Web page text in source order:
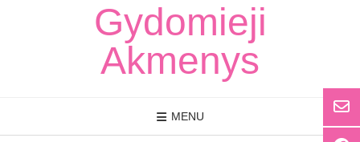
Gydomieji
Akmenys
MENU